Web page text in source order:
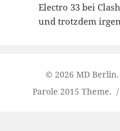
Electro 33 bei
und trotzdem
© 2026 MD
Parole 2015 Theme.